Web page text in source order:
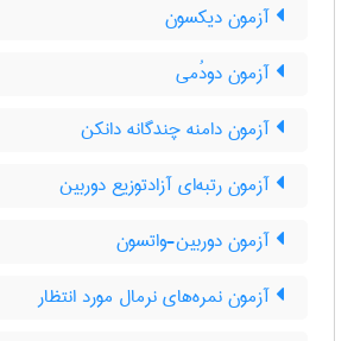
آزمون دیکسون
آزمون دودُمی
آزمون دامنه چندگانه دانکن
آزمون رتبه‌ای آزادتوزیع دوربین
آزمون دوربین-واتسون
آزمون نمره‌های نرمال مورد انتظار